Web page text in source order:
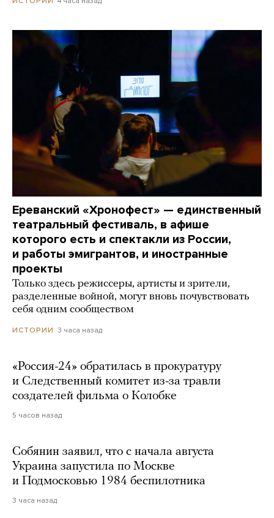
Ереванский «Хронофест» — единственный
театральный фестиваль, в афише
которого есть и спектакли из России,
и работы эмигрантов, и иностранные
проекты
Только здесь режиссеры, артисты и зрители,
разделенные войной, могут вновь почувствовать
себя одним сообществом
ИСТОРИИ 3 часа назад
«Россия-24» обратилась в прокуратуру
и Следственный комитет из-за травли
создателей фильма о Колобке
5 часов назад
Собянин заявил, что с начала августа
Украина запустила по Москве
и Подмосковью 1984 беспилотника
3 часа назад